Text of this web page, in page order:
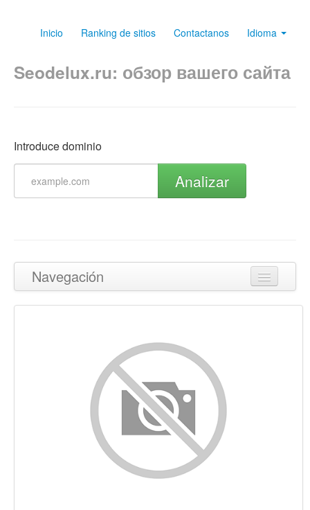
Inicio Ranking de sitios Contactanos Idioma
Seodelux.ru: обзор вашего сайта
Introduce dominio
Analizar
Navegación
Volver arriba
Palabras Claves (Keywords)
Usabilidad
Documento